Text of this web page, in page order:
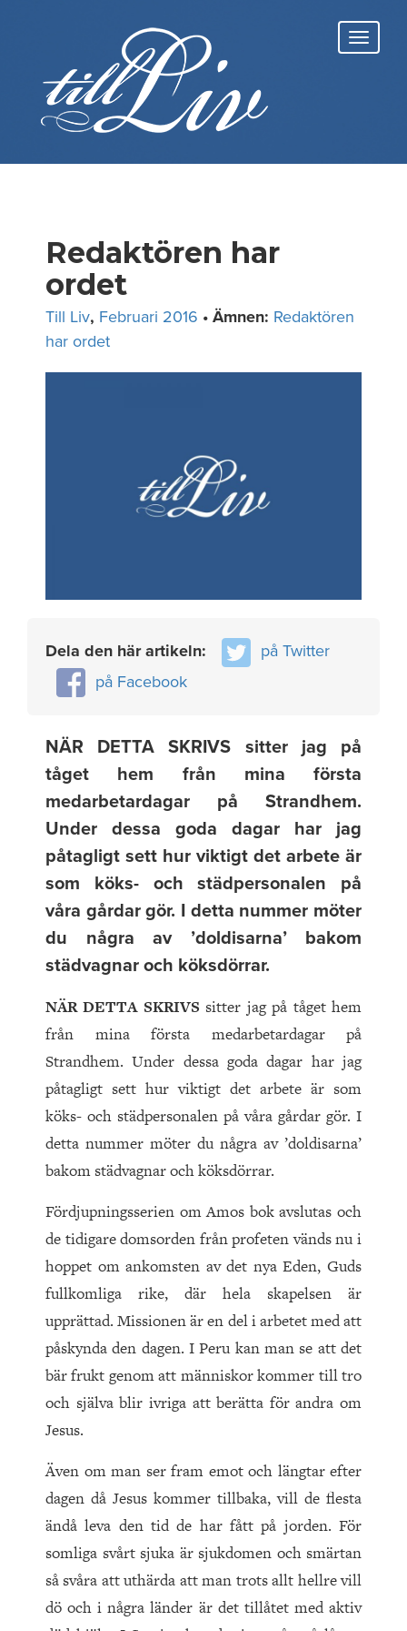
Redaktören har
ordet
Till Liv, Februari 2016 • Ämnen: Redaktören
har ordet
Dela den här artikeln:
på Twitter
på Facebook
NÄR DETTA SKRIVS sitter jag på
tåget hem från mina första
medarbetardagar på Strandhem.
Under dessa goda dagar har jag
påtagligt sett hur viktigt det arbete är
som köks- och städpersonalen på
våra gårdar gör. I detta nummer möter
du några av ’doldisarna’ bakom
städvagnar och köksdörrar.
NÄR DETTA SKRIVS sitter jag på tåget hem
från mina första medarbetardagar på
Strandhem. Under dessa goda dagar har jag
påtagligt sett hur viktigt det arbete är som
köks- och städpersonalen på våra gårdar gör. I
detta nummer möter du några av ’doldisarna’
bakom städvagnar och köksdörrar.
Fördjupningsserien om Amos bok avslutas och
de tidigare domsorden från profeten vänds nu i
hoppet om ankomsten av det nya Eden, Guds
fullkomliga rike, där hela skapelsen är
upprättad. Missionen är en del i arbetet med att
påskynda den dagen. I Peru kan man se att det
bär frukt genom att människor kommer till tro
och själva blir ivriga att berätta för andra om
Jesus.
Även om man ser fram emot och längtar efter
dagen då Jesus kommer tillbaka, vill de flesta
ändå leva den tid de har fått på jorden. För
somliga svårt sjuka är sjukdomen och smärtan
så svåra att uthärda att man trots allt hellre vill
dö och i några länder är det tillåtet med aktiv